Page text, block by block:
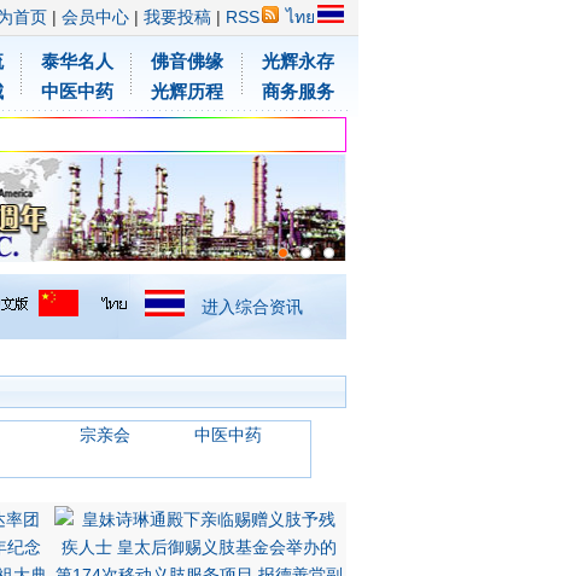
首页 | 会员中心 | 我要投稿 | RSS ไทย
泰华名人
中医中药
佛音佛缘
光辉历程
光辉永存
商务服务
进入综合资讯
宗亲会
中医中药